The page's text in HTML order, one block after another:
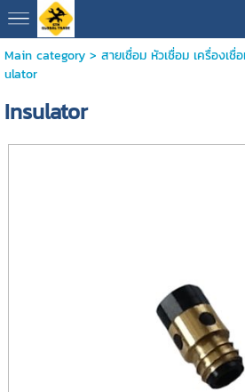
Main category> สายเชื่อม หัวเชื่อม เครื่องเชื่
ulator
Insulator